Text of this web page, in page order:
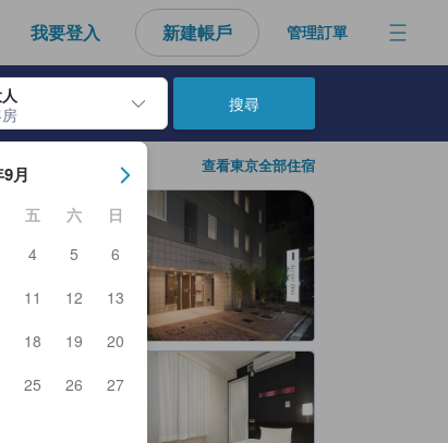
我要登入 新建帳戶 管理訂單
Enter鍵選擇日期後，將選擇入住日期。重複相同方法以選擇
月
五 六
日
4 5
6
11 12
13
18 19
20
25 26
27
搜尋
查看東京全部住宿